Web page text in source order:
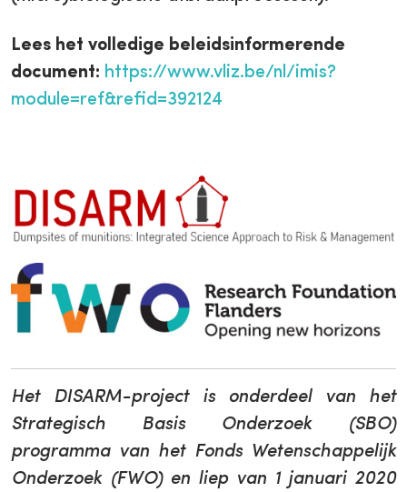
Lees het volledige beleidsinformerende
document: https://www.vliz.be/nl/imis?
module=ref&refid=392124
Het DISARM-project is onderdeel van het
Strategisch Basis Onderzoek (SBO)
programma van het Fonds Wetenschappelijk
Onderzoek (FWO) en liep van 1 januari 2020